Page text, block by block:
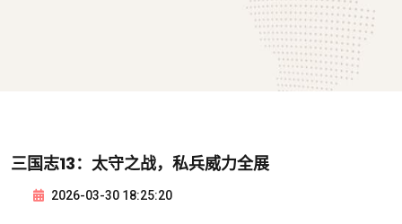
三国志13：太守之战，私兵威力全展
2026-03-30 18:25:20